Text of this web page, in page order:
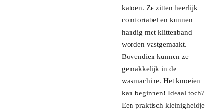
katoen. Ze zitten heerlijk
comfortabel en kunnen
handig met klittenband
worden vastgemaakt.
Bovendien kunnen ze
gemakkelijk in de
wasmachine. Het knoeien
kan beginnen! Ideaal toch?
Een praktisch kleinigheidje